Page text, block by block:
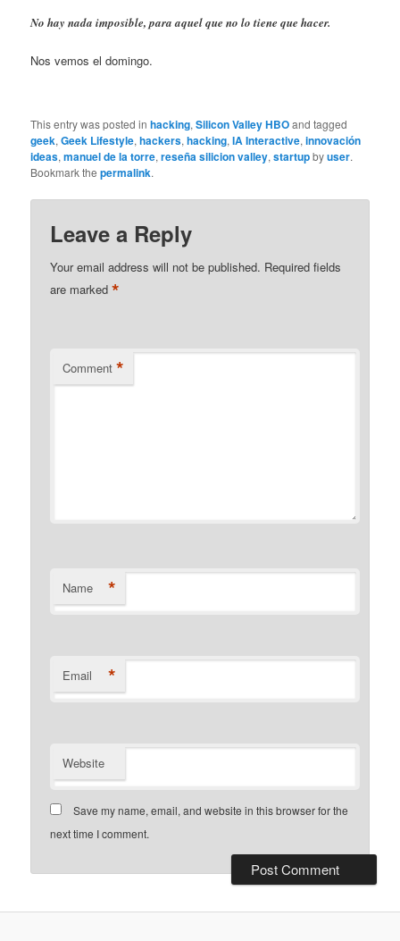
No hay nada imposible, para aquel que no lo tiene que hacer.
Nos vemos el domingo.
This entry was posted inhacking,Silicon Valley HBOand tagged
geek,Geek Lifestyle,hackers,hacking,IA Interactive,innovación
ideas,manuel de la torre,reseña silicion valley,startupbyuser.
Bookmark thepermalink.
Leave a Reply
Your email address will not be published. Required fields
are marked*
Comment *
Name *
Email *
Website
Save my name, email, and website in this browser for the
next time I comment.